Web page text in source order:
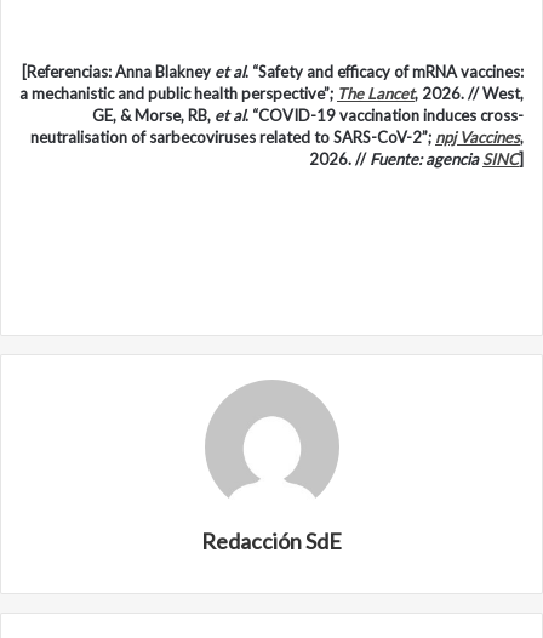
[Referencias: Anna Blakney et al. “Safety and efficacy of mRNA vaccines:
a mechanistic and public health perspective”; The Lancet, 2026. // West,
GE, & Morse, RB, et al. “COVID-19 vaccination induces cross-
neutralisation of sarbecoviruses related to SARS-CoV-2”; npj Vaccines,
2026. //Fuente: agenciaSINC]
Redacción SdE